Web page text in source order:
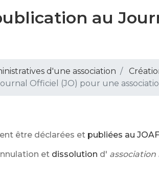
au
d'une association
Officiel (JO) pour une
être déclarées et publiées au
et dissolution d' association